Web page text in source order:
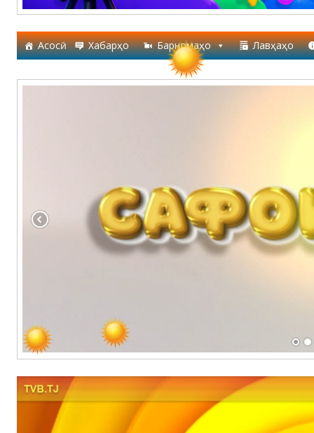
Асосӣ Хабарҳо Барномаҳо Лавҳаҳо